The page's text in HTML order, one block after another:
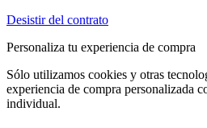
Desistir del contrato
Personaliza tu experiencia de compra
Sólo utilizamos cookies y otras
experiencia de compra personalizada
individual.